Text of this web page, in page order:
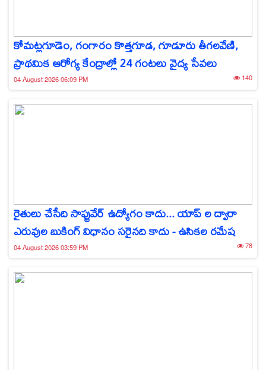
కోమట్లగూడెం, గంగారం కొత్తగూడ, గూడూరు తీగలవేణి,
ప్రాథమిక ఆరోగ్య కేంద్రాల్లో 24 గంటలు వైద్య సేవలు
04 August 2026 06:09 PM 140
రైతులు చేసేది సాఫ్టువేర్ ఉద్యోగం కాదు... యాప్‌ ల ద్వారా
ఎరువుల బుకింగ్ విధానం సరైనది కాదు - ఉసికల రమేష
04 August 2026 03:59 PM 78